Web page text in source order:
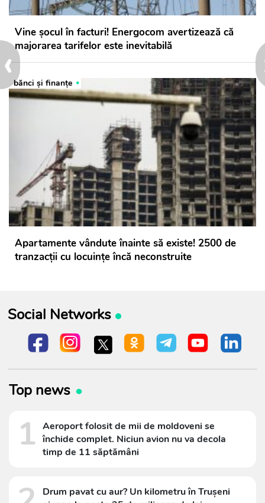
‹
Vine șocul în facturi! Energocom avertizează că
majorarea tarifelor este inevitabilă
bănci şi finanţe
Apartamente vândute înainte să existe! 2500 de
tranzacții cu locuințe încă neconstruite
Social Networks
Top news
1 Aeroport folosit de mii de moldoveni se
închide complet. Niciun avion nu va decola
timp de 11 săptămâni
Drum pavat cu aur? Un kilometru în Trușeni